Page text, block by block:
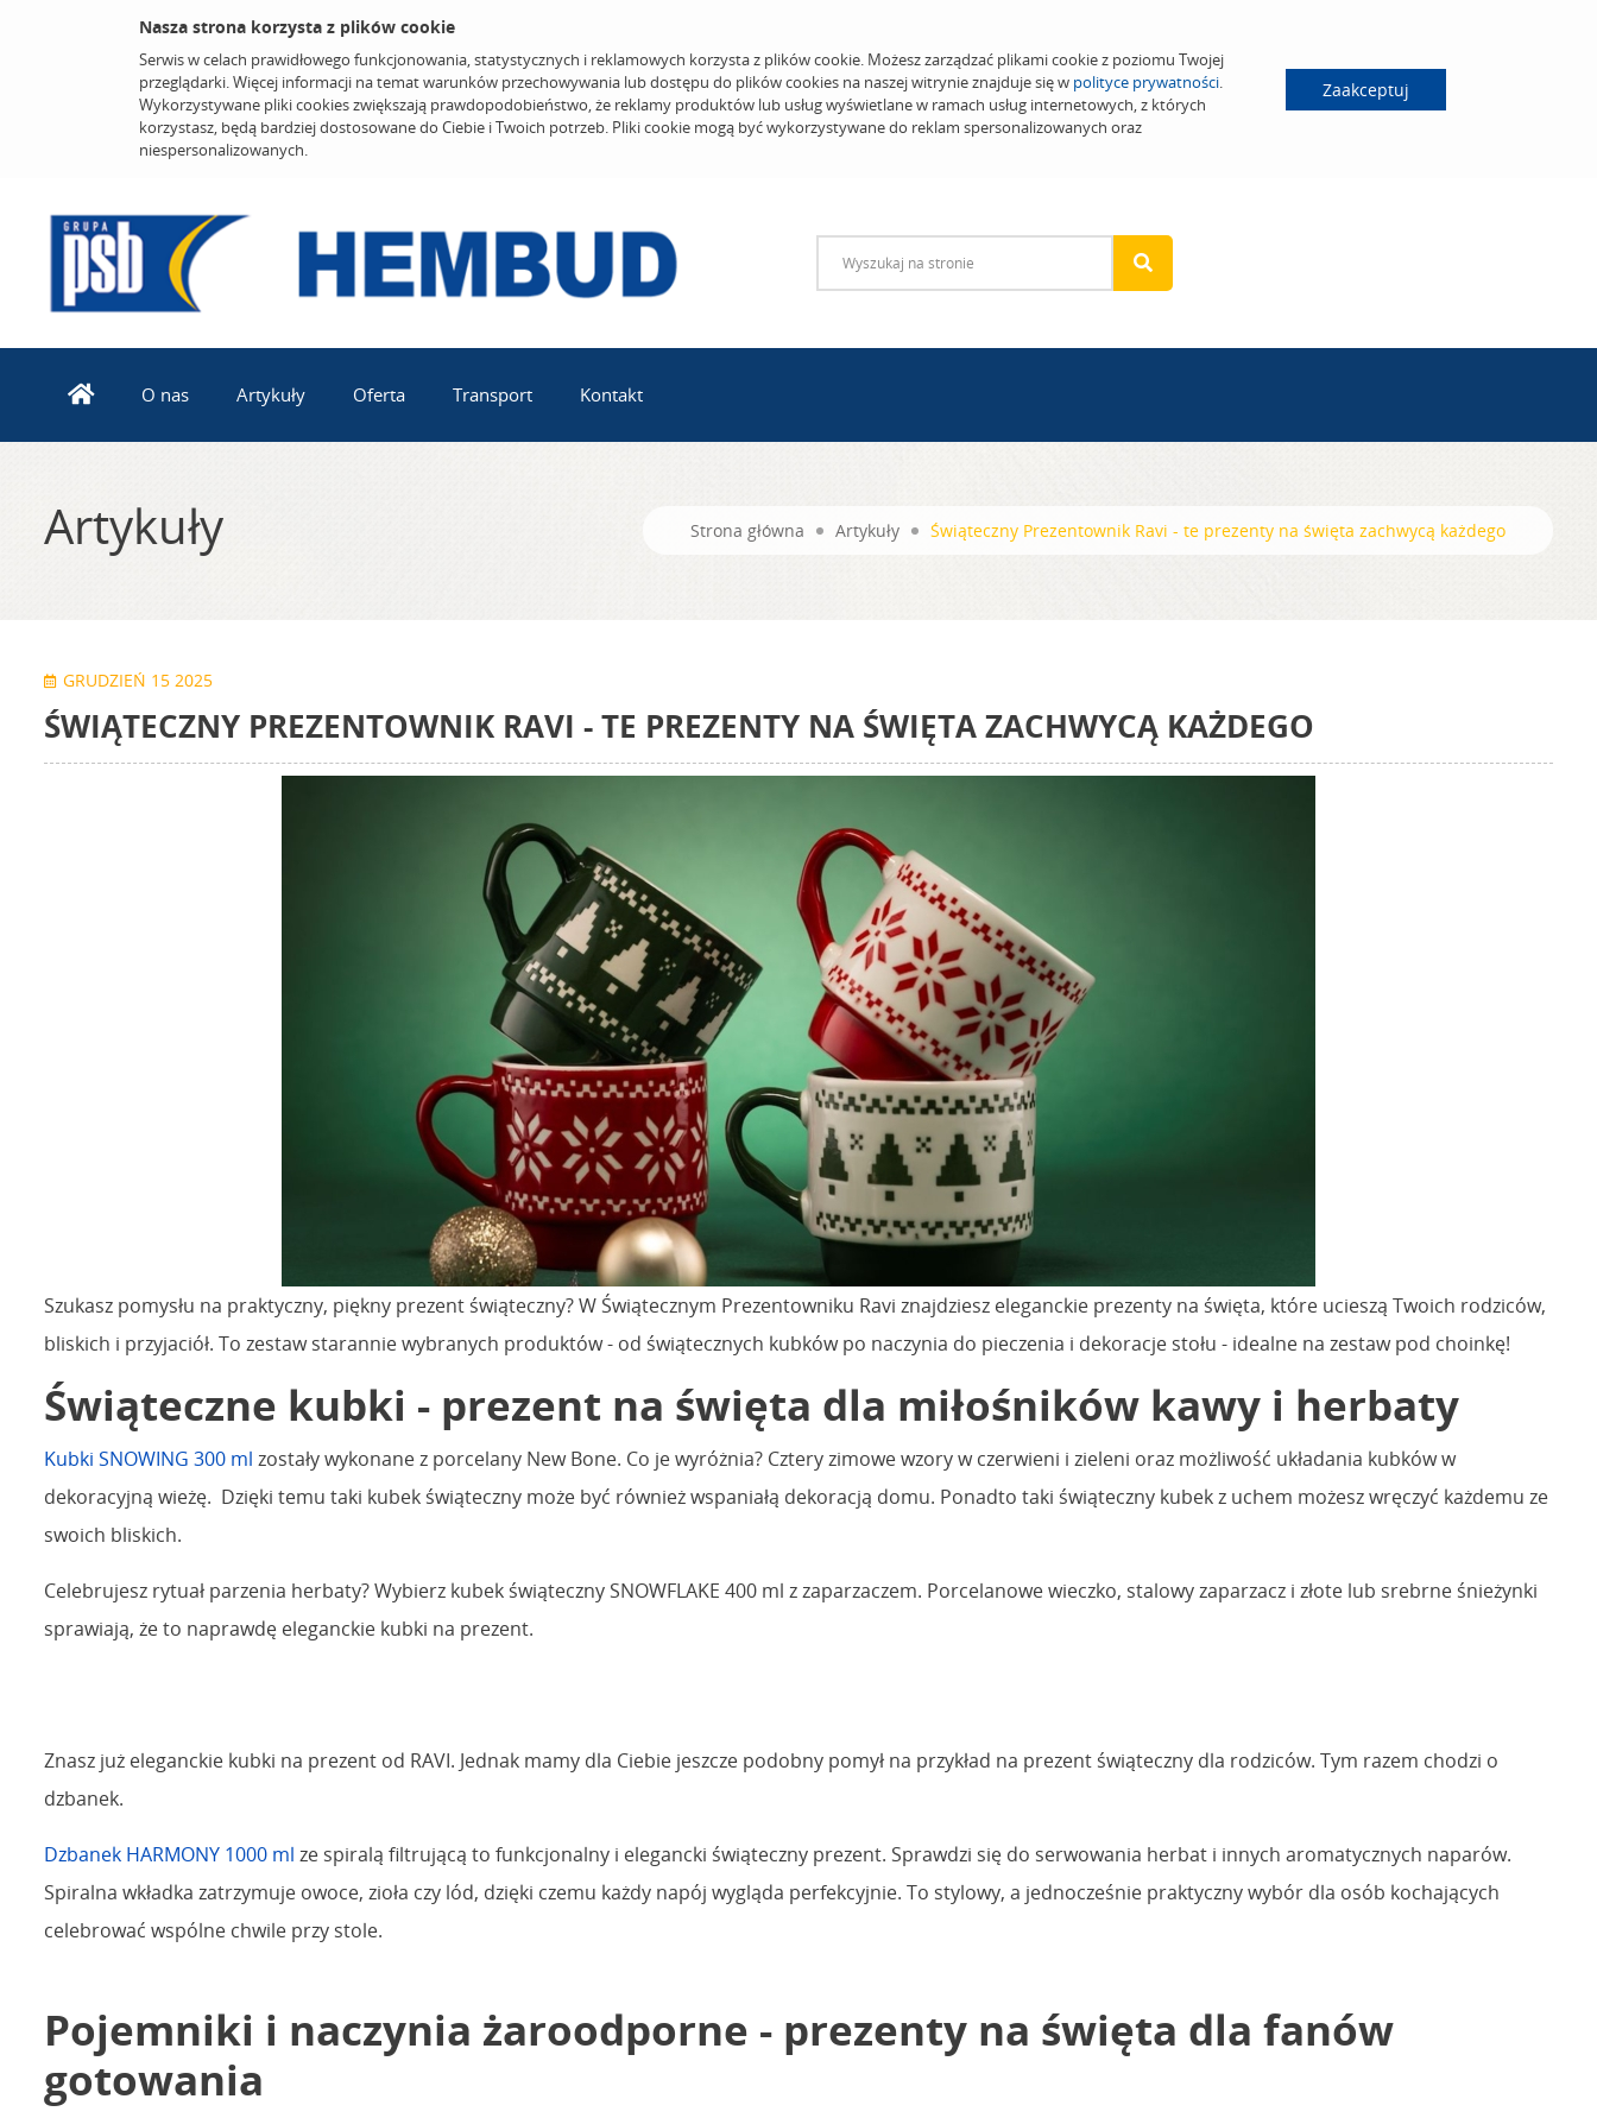
Nasza strona korzysta z plików cookie
Serwis w celach prawidłowego funkcjonowania, statystycznych i reklamowych korzysta z plików cookie. Możesz zarządzać plikami cookie z poziomu Twojej
przeglądarki. Więcej informacji na temat warunków przechowywania lub dostępu do plików cookies na naszej witrynie znajduje się w polityce prywatności.
Wykorzystywane pliki cookies zwiększają prawdopodobieństwo, że reklamy produktów lub usług wyświetlane w ramach usług internetowych, z których
korzystasz, będą bardziej dostosowane do Ciebie i Twoich potrzeb. Pliki cookie mogą być wykorzystywane do reklam spersonalizowanych oraz
niespersonalizowanych.
Zaakceptuj
O nas Artykuły Oferta Transport Kontakt
Artykuły Strona główna Artykuły Świąteczny Prezentownik Ravi - te prezenty na święta zachwycą każdego
GRUDZIEŃ 15 2025
ŚWIĄTECZNY PREZENTOWNIK RAVI - TE PREZENTY NA ŚWIĘTA ZACHWYCĄ KAŻDEGO
Szukasz pomysłu na praktyczny, piękny prezent świąteczny? W Świątecznym Prezentowniku Ravi znajdziesz eleganckie prezenty na święta, które ucieszą Twoich rodziców,
bliskich i przyjaciół. To zestaw starannie wybranych produktów - od świątecznych kubków po naczynia do pieczenia i dekoracje stołu - idealne na zestaw pod choinkę!
Świąteczne kubki - prezent na święta dla miłośników kawy i herbaty
Kubki SNOWING 300 ml zostały wykonane z porcelany New Bone. Co je wyróżnia? Cztery zimowe wzory w czerwieni i zieleni oraz możliwość układania kubków w
dekoracyjną wieżę. Dzięki temu taki kubek świąteczny może być również wspaniałą dekoracją domu. Ponadto taki świąteczny kubek z uchem możesz wręczyć każdemu ze
swoich bliskich.
Celebrujesz rytuał parzenia herbaty? Wybierz kubek świąteczny SNOWFLAKE 400 ml z zaparzaczem. Porcelanowe wieczko, stalowy zaparzacz i złote lub srebrne śnieżynki
sprawiają, że to naprawdę eleganckie kubki na prezent.
Znasz już eleganckie kubki na prezent od RAVI. Jednak mamy dla Ciebie jeszcze podobny pomył na przykład na prezent świąteczny dla rodziców. Tym razem chodzi o
dzbanek.
Dzbanek HARMONY 1000 ml ze spiralą filtrującą to funkcjonalny i elegancki świąteczny prezent. Sprawdzi się do serwowania herbat i innych aromatycznych naparów.
Spiralna wkładka zatrzymuje owoce, zioła czy lód, dzięki czemu każdy napój wygląda perfekcyjnie. To stylowy, a jednocześnie praktyczny wybór dla osób kochających
celebrować wspólne chwile przy stole.
Pojemniki i naczynia żaroodporne - prezenty na święta dla fanów
gotowania